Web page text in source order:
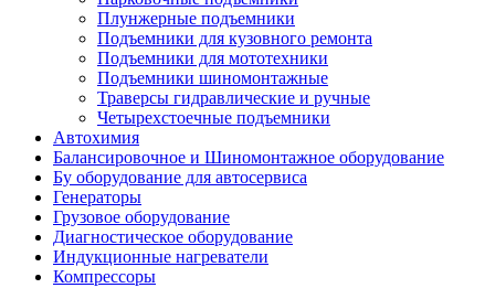
Плунжерные подъемники
Подъемники для кузовного ремонта
Подъемники для мототехники
Подъемники шиномонтажные
Траверсы гидравлические и ручные
Четырехстоечные подъемники
Автохимия
Балансировочное и Шиномонтажное оборудование
Бу оборудование для автосервиса
Генераторы
Грузовое оборудование
Диагностическое оборудование
Индукционные нагреватели
Компрессоры